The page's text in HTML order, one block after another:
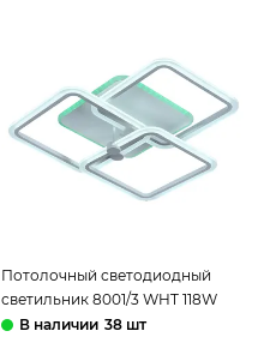
Потолочный светодиодный
светильник 8001/3 WHT 118W
RGB белый Profit Light
38 шт